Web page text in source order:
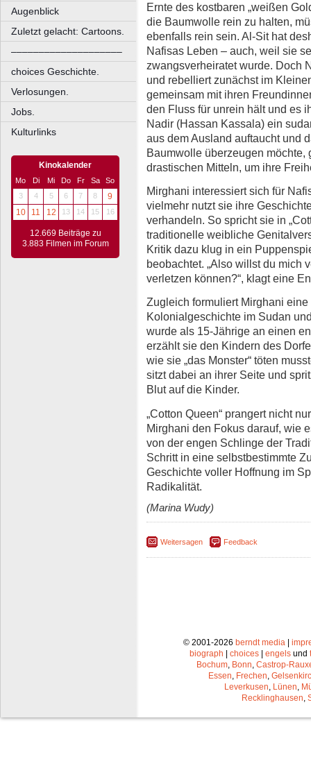
Augenblick
Zuletzt gelacht: Cartoons.
––––––––––––––––––––
choices Geschichte.
Verlosungen.
Jobs.
Kulturlinks
Kinokalender
Mo Di Mi Do Fr Sa
So
3
4 5 6 7 8
9
10
11 12 13 14 15 16
12.669 Beiträge zu
3.883 Filmen im Forum
Ernte des kostbaren „weißen
die Baumwolle rein zu halten,
ebenfalls rein sein. Al-Sit hat
Nafisas Leben – auch, weil sie
zwangsverheiratet wurde. Doch
und rebelliert zunächst im
gemeinsam mit ihren
den Fluss für unrein hält und es
Nadir (Hassan Kassala) ein
aus dem Ausland auftaucht und
Baumwolle überzeugen
drastischen Mitteln, um ihre
Mirghani interessiert sich für
vielmehr nutzt sie ihre
verhandeln. So spricht sie in
traditionelle weibliche
Kritik dazu klug in ein
beobachtet. „Also willst du mich
verletzen können?“, klagt eine
Zugleich formuliert Mirghani
Kolonialgeschichte im Sudan
wurde als 15-Jährige an einen
erzählt sie den Kindern des
wie sie „das Monster“ töten
sitzt dabei an ihrer Seite und
Blut auf die Kinder.
„Cotton Queen“ prangert nicht
Mirghani den Fokus darauf, wie
von der engen Schlinge der
Schritt in eine selbstbestimmte
Geschichte voller Hoffnung im
Radikalität.
(Marina Wudy)
Weitersagen Feedback
© 2001-2026 berndt media |
biograph | choices | engels und
Bochum Bonn Castrop-
Essen Frechen
Leverkusen Lünen
Recklinghausen